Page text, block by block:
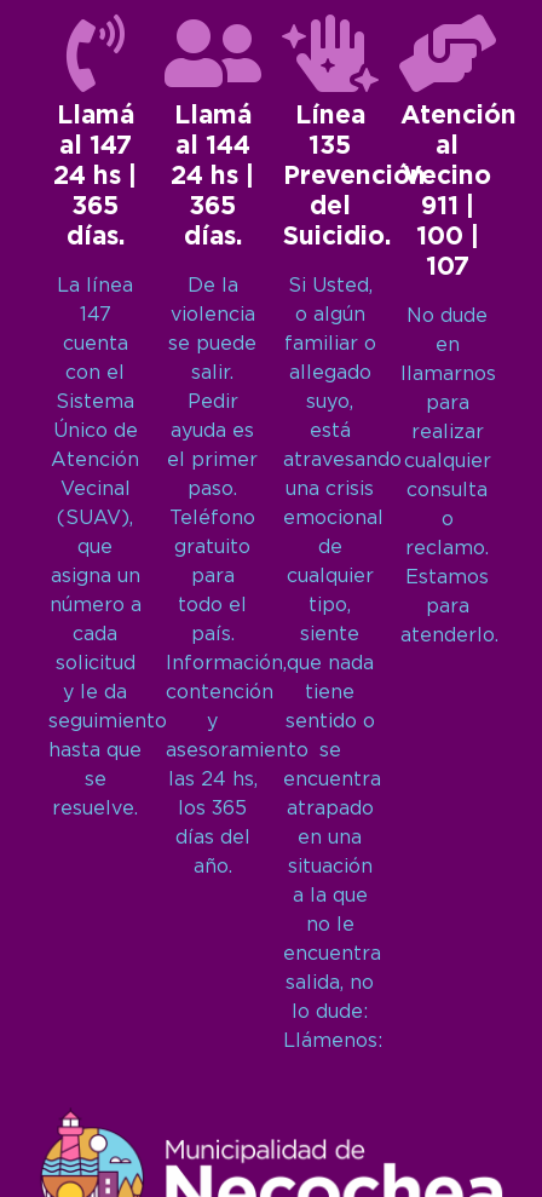
Llamá
al 147
24 hs |
365
días.
La línea
147
cuenta
con el
Sistema
Único de
Atención
Vecinal
(SUAV),
que
asigna un
número a
cada
solicitud
y le da
seguimiento
hasta que
se
resuelve.
Llamá
al 144
24 hs |
365
días.
De la
violencia
se puede
salir.
Pedir
ayuda es
el primer
paso.
Teléfono
gratuito
para
todo el
país.
Información,
contención
y
asesoramiento
las 24 hs,
los 365
días del
año.
Línea
135
Prevención
del
Suicidio.
Si Usted,
o algún
familiar o
allegado
suyo,
está
atravesando
una crisis
emocional
de
cualquier
tipo,
siente
que nada
tiene
sentido o
se
encuentra
atrapado
en una
situación
a la que
no le
encuentra
salida, no
lo dude:
Llámenos:
Atención
al
Vecino
911 |
100 |
107
No dude
en
llamarnos
para
realizar
cualquier
consulta
o
reclamo.
Estamos
para
atenderlo.